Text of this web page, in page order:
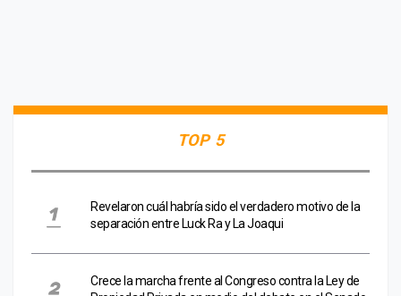
TOP 5
Revelaron cuál habría sido el verdadero motivo de la
separación entre Luck Ra y La Joaqui
Crece la marcha frente al Congreso contra la Ley de